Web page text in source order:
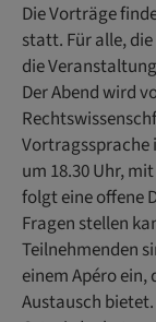
Die Vorträge
statt. Für alle,
die
Der Abend wird
Vortragssprache
um 18.30 Uhr,
folgt eine offene
Fragen stellen
Teilnehmenden
einem Apéro
Austausch